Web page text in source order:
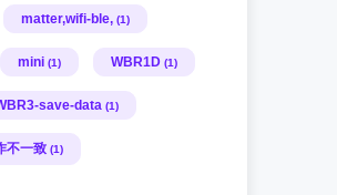
matter,wifi-ble, (1)
mini (1) WBR1D (1)
save-data (1)
不一致 (1)